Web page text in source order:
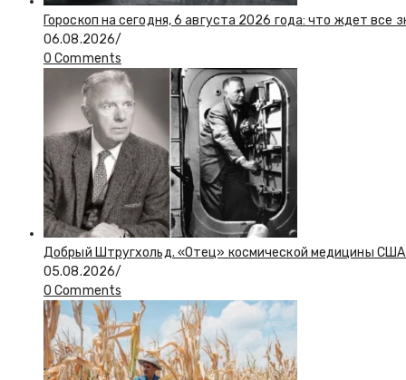
Гороскоп на сегодня, 6 августа 2026 года: что ждет все
06.08.2026/
0 Comments
Добрый Штругхольд. «Отец» космической медицины
05.08.2026/
0 Comments